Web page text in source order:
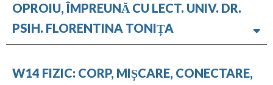
OPROIU, ÎMPREUNĂ CU LECT. UNIV. DR.
PSIH. FLORENTINA TONIȚA
W14 FIZIC: CORP, MIȘCARE, CONECTARE,